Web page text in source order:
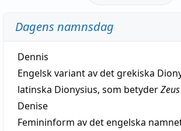
Dagens namnsdag
Dennis
Engelsk variant av det grekiska
latinska Dionysius, som betyder
Denise
Femininform av det engelska